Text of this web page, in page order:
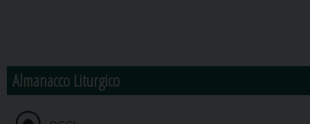
Almanacco Liturgico